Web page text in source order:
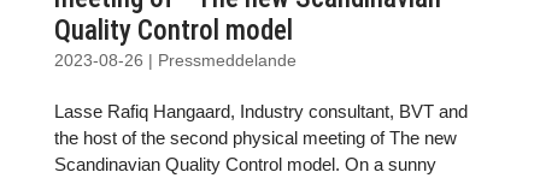
Quality Control model
2023-08-26 | Pressmeddelande
Lasse Rafiq Hangaard, Industry consultant, BVT and
the host of the second physical meeting of The new
Scandinavian Quality Control model. On a sunny